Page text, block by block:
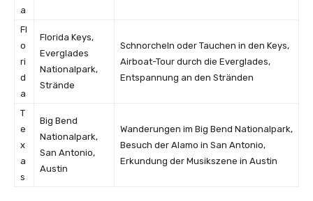
a
Fl
o
ri
d
a
Florida Keys,
Everglades
Nationalpark,
Strände
Schnorcheln oder Tauchen in den Keys,
Airboat-Tour durch die Everglades,
Entspannung an den Stränden
T
e
x
a
s
Big Bend
Nationalpark,
San Antonio,
Austin
Wanderungen im Big Bend Nationalpark,
Besuch der Alamo in San Antonio,
Erkundung der Musikszene in Austin